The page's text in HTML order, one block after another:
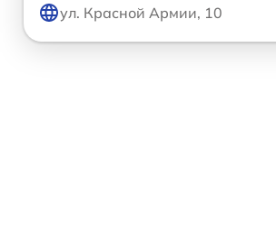
ул. Красной Армии, 10